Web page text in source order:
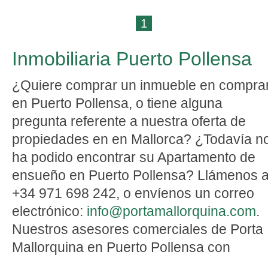
1
Inmobiliaria Puerto Pollensa
¿Quiere comprar un inmueble en
en Puerto Pollensa, o tiene alguna
pregunta referente a nuestra oferta de
propiedades en en Mallorca? ¿Todavía
ha podido encontrar su Apartamento de
ensueño en Puerto Pollensa? Llámenos
+34 971 698 242, o envíenos un correo
electrónico: info@portamallorquina.com.
Nuestros asesores comerciales de Porta
Mallorquina en Puerto Pollensa con